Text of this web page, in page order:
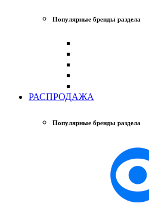
Популярные бренды раздела
РАСПРОДАЖА
Популярные бренды раздела